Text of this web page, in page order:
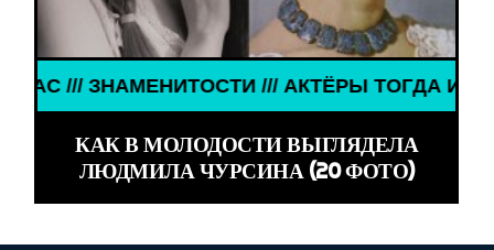
ТОГДА И СЕЙЧАС /// ЗНАМЕНИТОСТИ ///
КАК В МОЛОДОСТИ ВЫГЛЯДЕЛА
ЛЮДМИЛА ЧУРСИНА (20 ФОТО)